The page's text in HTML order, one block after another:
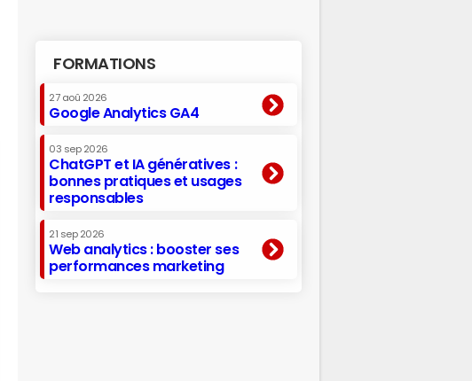
FORMATIONS
27 aoû 2026
Google Analytics GA4
03 sep 2026
ChatGPT et IA génératives :
bonnes pratiques et usages
responsables
21 sep 2026
Web analytics : booster ses
performances marketing